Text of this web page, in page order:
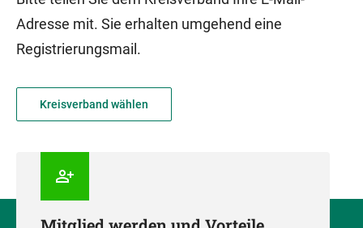
Adresse mit. Sie erhalten umgehend eine
Registrierungsmail.
Kreisverband wählen